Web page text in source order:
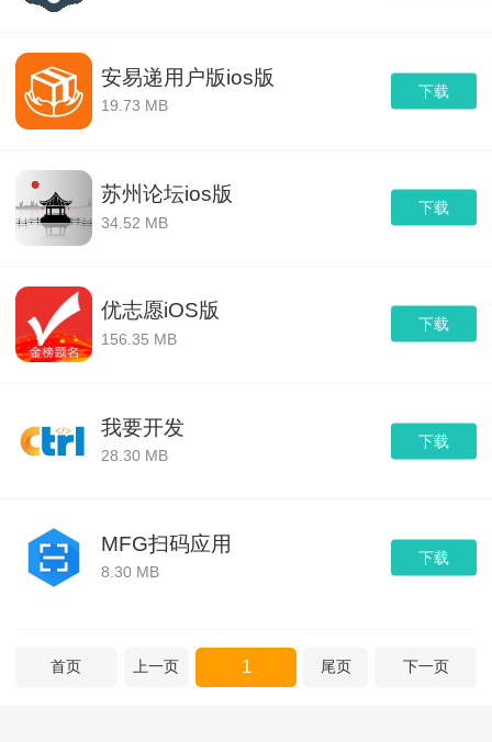
下载
安易递用户版ios版
19.73 MB
下载
苏州论坛ios版
34.52 MB
下载
优志愿iOS版
156.35 MB
下载
我要开发
28.30 MB
下载
MFG扫码应用
8.30 MB
首页 上一页 1 尾页 下一页